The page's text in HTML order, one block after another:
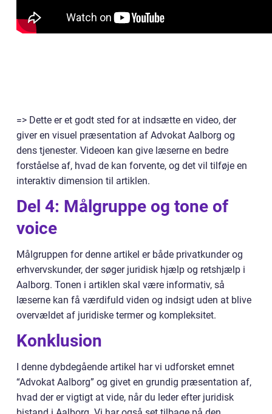
=> Dette er et godt sted for at indsætte en video, der
giver en visuel præsentation af Advokat Aalborg og
dens tjenester. Videoen kan give læserne en bedre
forståelse af, hvad de kan forvente, og det vil tilføje en
interaktiv dimension til artiklen.
Del 4: Målgruppe og tone of
voice
Målgruppen for denne artikel er både privatkunder og
erhvervskunder, der søger juridisk hjælp og retshjælp i
Aalborg. Tonen i artiklen skal være informativ, så
læserne kan få værdifuld viden og indsigt uden at blive
overvældet af juridiske termer og kompleksitet.
Konklusion
I denne dybdegående artikel har vi udforsket emnet
“Advokat Aalborg” og givet en grundig præsentation af,
hvad der er vigtigt at vide, når du leder efter juridisk